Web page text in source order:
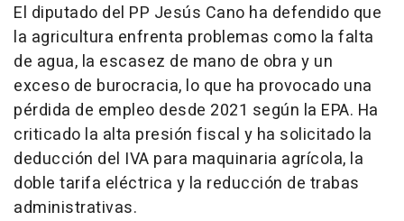
El diputado del PP Jesús Cano ha defendido que
la agricultura enfrenta problemas como la falta
de agua, la escasez de mano de obra y un
exceso de burocracia, lo que ha provocado una
pérdida de empleo desde 2021 según la EPA. Ha
criticado la alta presión fiscal y ha solicitado la
deducción del IVA para maquinaria agrícola, la
doble tarifa eléctrica y la reducción de trabas
administrativas.